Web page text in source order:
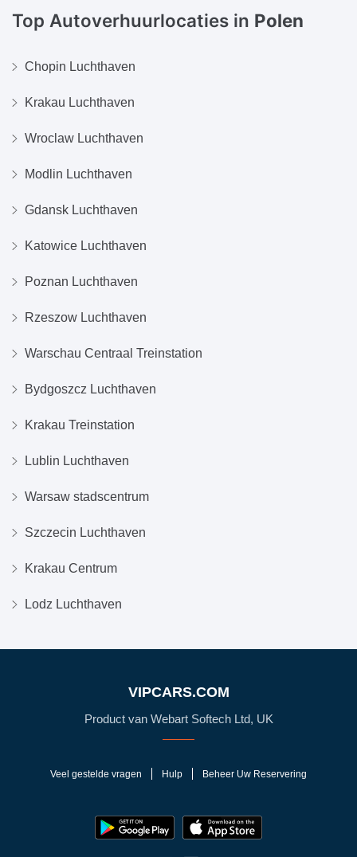
Top Autoverhuurlocaties in Polen
Chopin Luchthaven
Krakau Luchthaven
Wroclaw Luchthaven
Modlin Luchthaven
Gdansk Luchthaven
Katowice Luchthaven
Poznan Luchthaven
Rzeszow Luchthaven
Warschau Centraal Treinstation
Bydgoszcz Luchthaven
Krakau Treinstation
Lublin Luchthaven
Warsaw stadscentrum
Szczecin Luchthaven
Krakau Centrum
Lodz Luchthaven
VIPCARS.COM
Product van Webart Softech Ltd, UK
Veel gestelde vragen Hulp Beheer Uw Reservering